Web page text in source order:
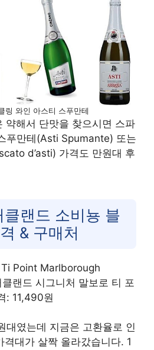
링 와인 아스티 스푸만테
약해서 단맛을 찾으시면 스파
푸만테(Asti Spumante) 또는
d’asti) 가격도 만원대 후
클랜드 소비뇽 블
& 구매처
Point Marlborough
랜드 시그니처 말보로 티 포
: 11,490원
대였는데 지금은 고환율로 인
대가 살짝 올라갔습니다. 1